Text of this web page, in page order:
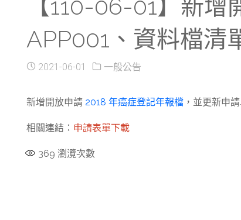
【110-06-01】新
APP001、資料檔清
2021-06-01 一般公告
新增開放申請 2018 年癌症登記年報檔，並更新申
相關連結： 申請表單下載
369 瀏灠次數